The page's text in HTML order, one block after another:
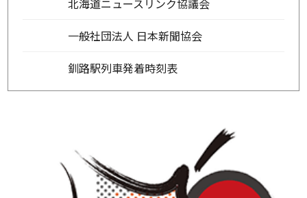
一般社団法人 日本新聞協会
釧路駅列車発着時刻表